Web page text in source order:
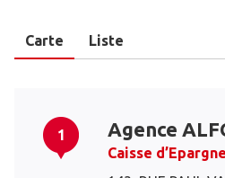
Carte Liste
1 Agence
Caisse